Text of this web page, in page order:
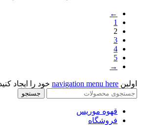
←
1
2
3
4
5
→
اولین navigation menu here خود را ایجاد
جستجو
قهوه موریس
فروشگاه